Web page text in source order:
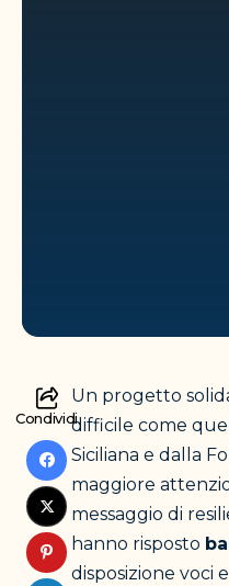
Condividi
Un progetto
difficile come
Siciliana e dalla
maggiore
messaggio di
hanno risposto
disposizione voci